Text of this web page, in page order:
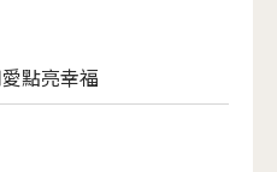
點亮幸福